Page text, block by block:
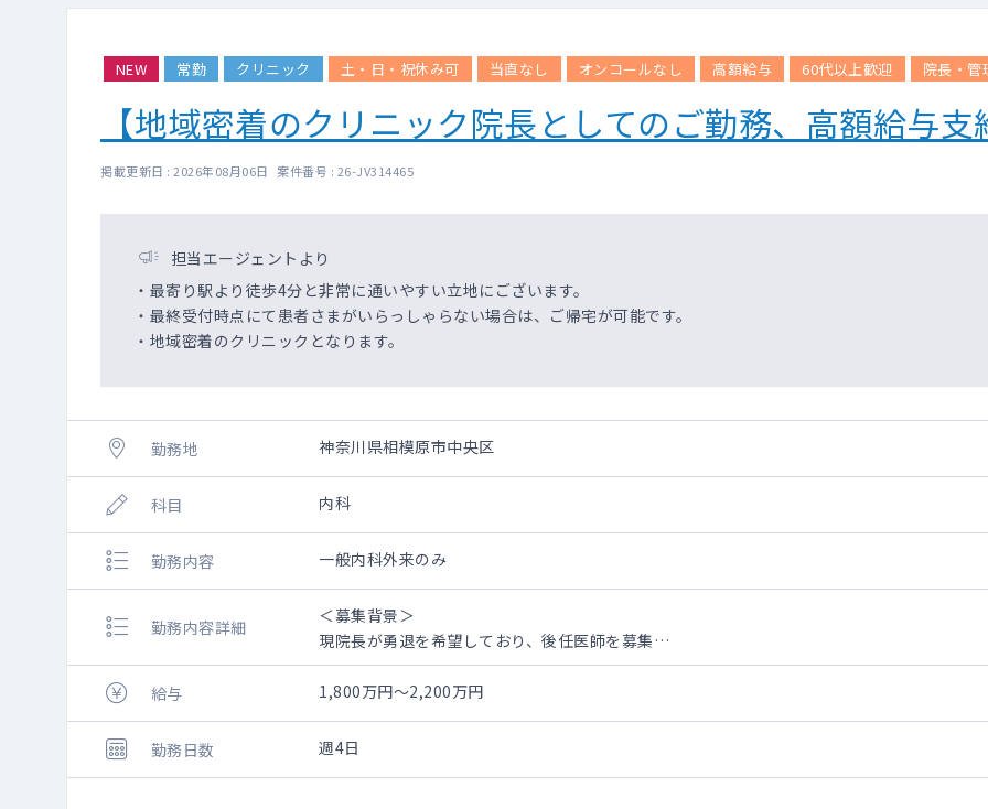
NEW 常勤 クリニック 土・日・祝休み可 当直なし オンコールなし 高額給与 60代以上歓迎 院長・管
【地域密着のクリニック院長としてのご勤務、高額給与支
掲載更新日 : 2026年08月06日 案件番号 : 26-JV314465
担当エージェントより
・最寄り駅より徒歩4分と非常に通いやすい立地にございます。
・最終受付時点にて患者さまがいらっしゃらない場合は、ご帰宅が可能です。
・地域密着のクリニックとなります。
勤務地 神奈川県相模原市中央区
科目 内科
勤務内容 一般内科外来のみ
勤務内容詳細
＜募集背景＞
現院長が勇退を希望しており、後任医師を募集
＜概 要＞
【外来】時期により変動いたしますが、1日最少30名～最多100名程度 ※受付終了17:00時
【その他】一般内科、呼吸器内科、内分泌代謝内科、老人内科ご専門の先生ですと尚可。
給与 1,800万円～2,200万円
勤務日数 週4日